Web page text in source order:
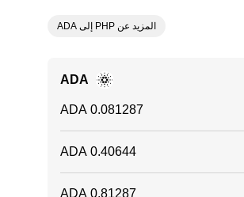
المزيد عن PHP إلى ADA
ADA